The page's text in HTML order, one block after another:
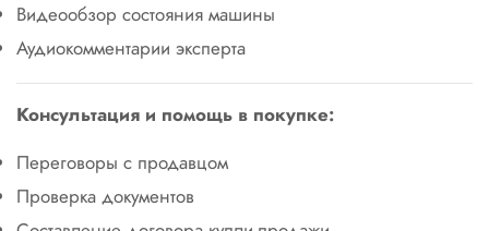
Видеообзор состояния машины
Аудиокомментарии эксперта
Консультация и помощь в покупке:
Переговоры с продавцом
Проверка документов